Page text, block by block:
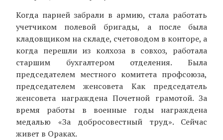
Когда парней забрали в армию, стала работать
учетчиком полевой бригады, а после была
кладовщиком на складе, счетоводом в конторе, а
когда перешли из колхоза в совхоз, работала
старшим бухгалтером отделения. Была
председателем местного комитета профсоюза,
председателем женсовета Как председатель
женсовета награждена Почетной грамотой. За
время работы в военные годы награждена
медалью «За добросовестный труд». Сейчас
живет в Ораках.